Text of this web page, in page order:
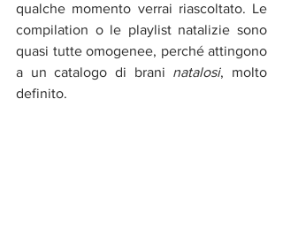
qualche momento verrai riascoltato. Le
compilation o le playlist natalizie sono
quasi tutte omogenee, perché attingono
a un catalogo di brani natalosi, molto
definito.